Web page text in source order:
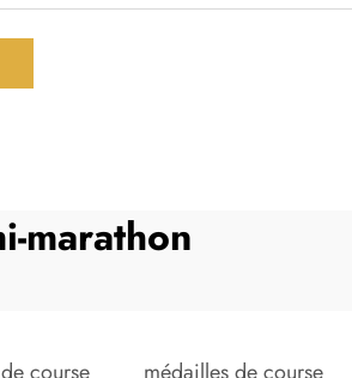
marathon